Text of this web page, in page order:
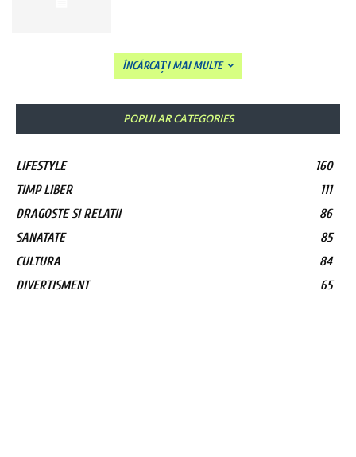
ÎNCĂRCAȚI MAI MULTE
POPULAR CATEGORIES
LIFESTYLE
160
TIMP LIBER
111
DRAGOSTE SI RELATII
86
SANATATE
85
CULTURA
84
DIVERTISMENT
65